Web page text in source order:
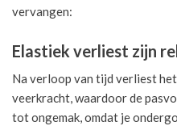
vervangen:
Elastiek verliest zijn
Na verloop van tijd verliest
veerkracht, waardoor de
tot ongemak, omdat je